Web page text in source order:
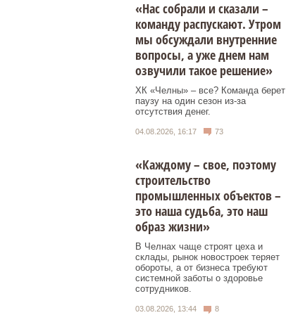
«Нас собрали и сказали –
команду распускают. Утром
мы обсуждали внутренние
вопросы, а уже днем нам
озвучили такое решение»
ХК «Челны» – все? Команда берет
паузу на один сезон из-за
отсутствия денег.
04.08.2026, 16:17 73
«Каждому – свое, поэтому
строительство
промышленных объектов –
это наша судьба, это наш
образ жизни»
В Челнах чаще строят цеха и
склады, рынок новостроек теряет
обороты, а от бизнеса требуют
системной заботы о здоровье
сотрудников.
03.08.2026, 13:44 8